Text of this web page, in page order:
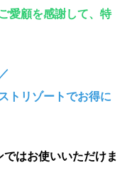
愛顧を感謝して、特
トリゾートでお得に
はお使いいただけま